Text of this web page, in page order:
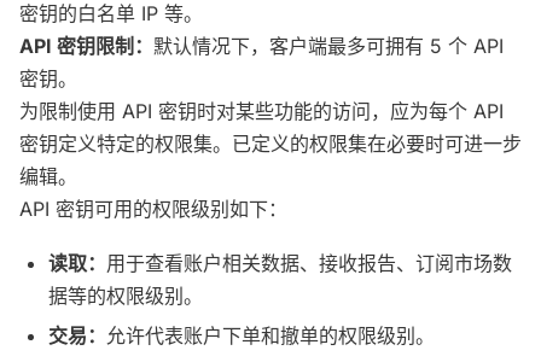
密钥的白名单 IP 等。
API 密钥限制： 默认情况下，客户端最多可拥有 5 个 API
密钥。
为限制使用 API 密钥时对某些功能的访问，应为每个 API
密钥定义特定的权限集。已定义的权限集在必要时可进一步
编辑。
API 密钥可用的权限级别如下：
读取： 用于查看账户相关数据、接收报告、订阅市场数
据等的权限级别。
交易： 允许代表账户下单和撤单的权限级别。